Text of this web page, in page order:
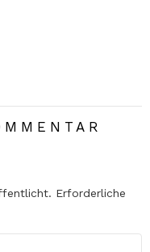
Erforderliche